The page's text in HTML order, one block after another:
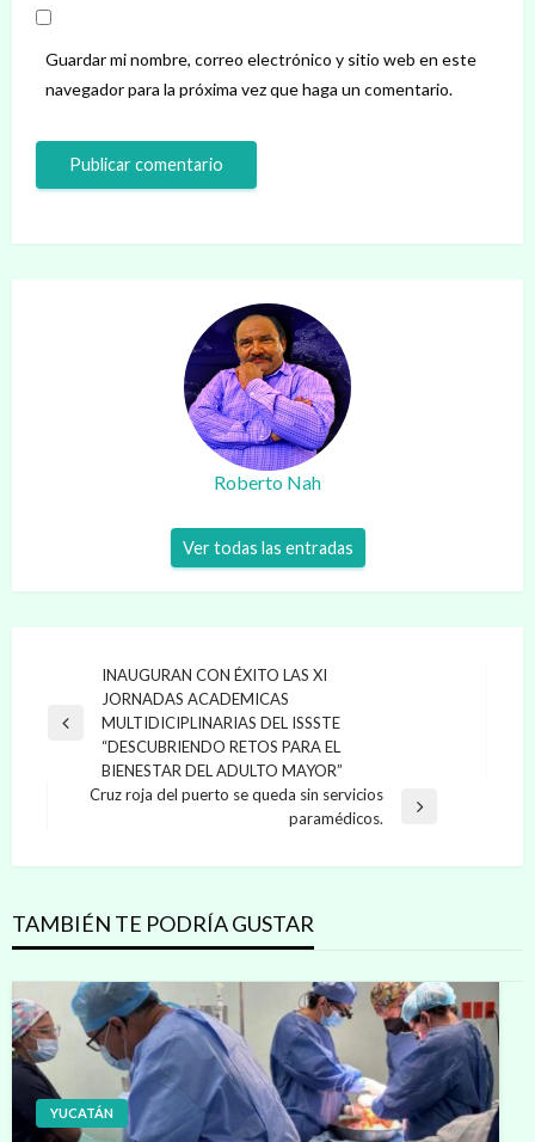
Guardar mi nombre, correo electrónico y sitio web en este
navegador para la próxima vez que haga un comentario.
Roberto Nah
Ver todas las entradas
Navegación
de
entradas
Entrada
INAUGURAN CON ÉXITO LAS XI
JORNADAS ACADEMICAS
MULTIDICIPLINARIAS DEL ISSSTE
“DESCUBRIENDO RETOS PARA EL
BIENESTAR DEL ADULTO MAYOR”
Cruz roja del puerto se queda sin servicios
paramédicos.
TAMBIÉN TE PODRÍA GUSTAR
YUCATÁN